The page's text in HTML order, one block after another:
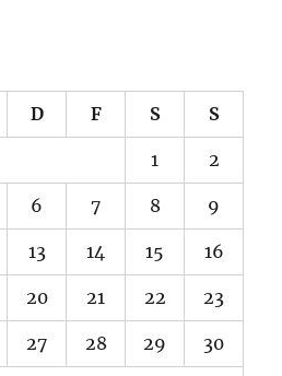
D F S S
1 2
6 7 8 9
13 14 15 16
20 21 22 23
27 28 29 30